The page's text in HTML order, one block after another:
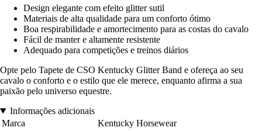
Design elegante com efeito glitter sutil
Materiais de alta qualidade para um conforto ótimo
Boa respirabilidade e amortecimento para as costas do cavalo
Fácil de manter e altamente resistente
Adequado para competições e treinos diários
Opte pelo Tapete de CSO Kentucky Glitter Band e ofereça ao seu
cavalo o conforto e o estilo que ele merece, enquanto afirma a sua
paixão pelo universo equestre.
Informações adicionais
Marca
Kentucky Horsewear